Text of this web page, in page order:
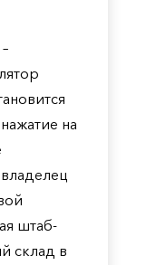
на
штаб-
склад в